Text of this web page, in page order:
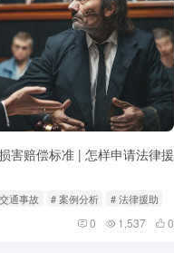
害赔偿标准 | 怎样申请法律援
通事故 # 案例分析 # 法律援助
0 1,537 0